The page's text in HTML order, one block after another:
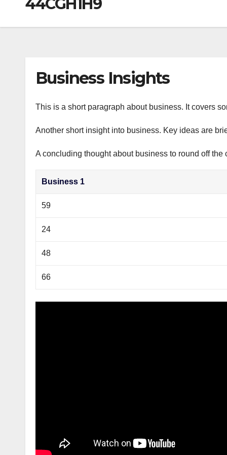
44CGH1H9
Business Insights
This is a short paragraph about business. It covers
Another short insight into business. Key ideas are
A concluding thought about business to round off the
Business 1
59
24
48
66
m